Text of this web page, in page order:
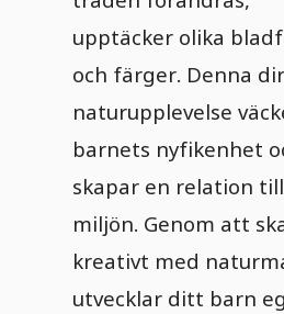
upptäcker olika
och färger. Denna
naturupplevelse
barnets nyfikenhet
skapar en relation till
miljön. Genom att
kreativt med
utvecklar ditt barn